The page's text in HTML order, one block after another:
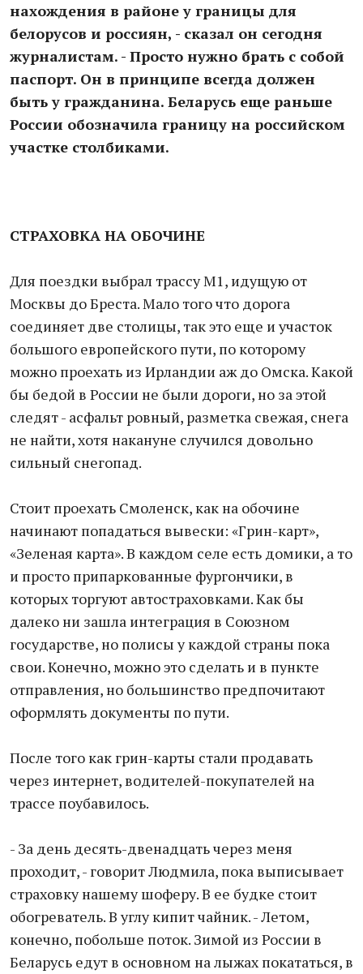
нахождения в районе у границы для
белорусов и россиян, - сказал он сегодня
журналистам. - Просто нужно брать с собой
паспорт. Он в принципе всегда должен
быть у гражданина. Беларусь еще раньше
России обозначила границу на российском
участке столбиками.
СТРАХОВКА НА ОБОЧИНЕ
Для поездки выбрал трассу М1, идущую от
Москвы до Бреста. Мало того что дорога
соединяет две столицы, так это еще и участок
большого европейского пути, по которому
можно проехать из Ирландии аж до Омска. Какой
бы бедой в России не были дороги, но за этой
следят - асфальт ровный, разметка свежая, снега
не найти, хотя накануне случился довольно
сильный снегопад.
Стоит проехать Смоленск, как на обочине
начинают попадаться вывески: «Грин-карт»,
«Зеленая карта». В каждом селе есть домики, а то
и просто припаркованные фургончики, в
которых торгуют автостраховками. Как бы
далеко ни зашла интеграция в Союзном
государстве, но полисы у каждой страны пока
свои. Конечно, можно это сделать и в пункте
отправления, но большинство предпочитают
оформлять документы по пути.
После того как грин-карты стали продавать
через интернет, водителей-покупателей на
трассе поубавилось.
- За день десять-двенадцать через меня
проходит, - говорит Людмила, пока выписывает
страховку нашему шоферу. В ее будке стоит
обогреватель. В углу кипит чайник. - Летом,
конечно, побольше поток. Зимой из России в
Беларусь едут в основном на лыжах покататься, в